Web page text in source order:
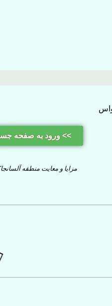
>> ورود به صفحه
مزایا و معایت منطقه